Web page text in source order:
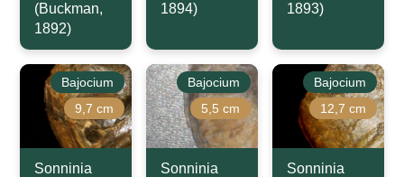
(Buckman,
1892)
1894)
1893)
Bajocium
9,7 cm
Sonninia
Bajocium
5,5 cm
Sonninia
Bajocium
12,7 cm
Sonninia